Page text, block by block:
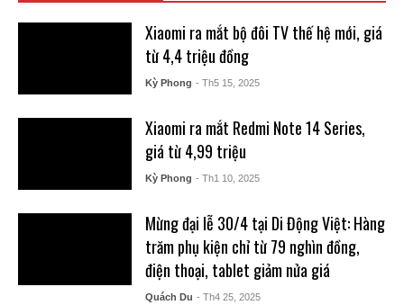
Xiaomi ra mắt bộ đôi TV thế hệ mới, giá
từ 4,4 triệu đồng
Kỳ Phong - Th5 15, 2025
Xiaomi ra mắt Redmi Note 14 Series,
giá từ 4,99 triệu
Kỳ Phong - Th1 10, 2025
Mừng đại lễ 30/4 tại Di Động Việt: Hàng
trăm phụ kiện chỉ từ 79 nghìn đồng,
điện thoại, tablet giảm nửa giá
Quách Du - Th4 25, 2025